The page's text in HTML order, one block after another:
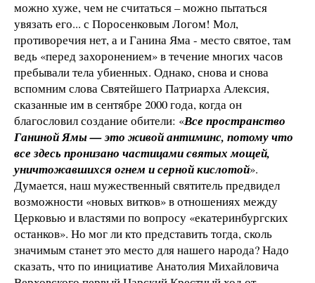
можно хуже, чем не считаться – можно пытаться
увязать его... с Поросенковым Логом! Мол,
противоречия нет, а и Ганина Яма - место святое, там
ведь «перед захоронением» в течение многих часов
пребывали тела убиенных. Однако, снова и снова
вспомним слова Святейшего Патриарха Алексия,
сказанные им в сентябре 2000 года, когда он
благословил создание обители: «Все пространство
Ганиной Ямы — это живой антиминс, потому что
все здесь пронизано частицами святых мощей,
уничтожавшихся огнем и серной кислотой».
Думается, наш мужественный святитель предвидел
возможности «новых витков» в отношениях между
Церковью и властями по вопросу «екатеринбургских
останков». Но мог ли кто представить тогда, сколь
значимым станет это место для нашего народа? Надо
сказать, что по инициативе Анатолия Михайловича